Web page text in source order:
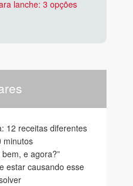
lanche: 3 opções
12 receitas diferentes
minutos
e agora?”
estar causando esse